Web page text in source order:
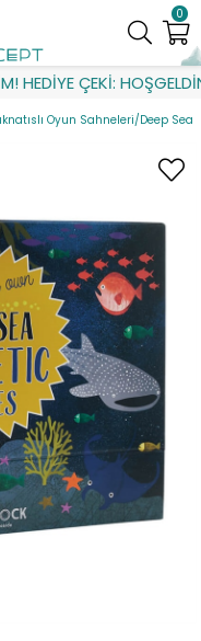
ÇEKİ: HOŞGELDİN
0
Oyun Sahneleri/Deep Sea